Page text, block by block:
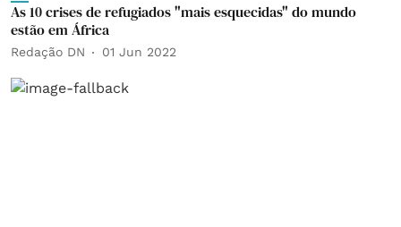
As 10 crises de refugiados "mais esquecidas" do mundo
estão em África
Redação DN 01 Jun 2022